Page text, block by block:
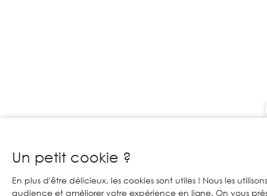
Un petit cookie ?
En plus d'être délicieux, les cookies sont utiles ! Nous les
audience et améliorer votre expérience en ligne. On vous